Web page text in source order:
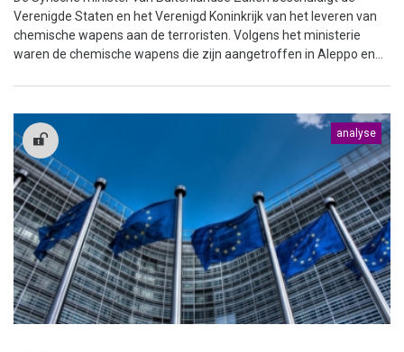
Verenigde Staten en het Verenigd Koninkrijk van het leveren van
chemische wapens aan de terroristen. Volgens het ministerie
waren de chemische wapens die zijn aangetroffen in Aleppo en...
analyse